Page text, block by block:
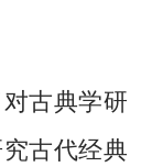
古典学研
古代经典